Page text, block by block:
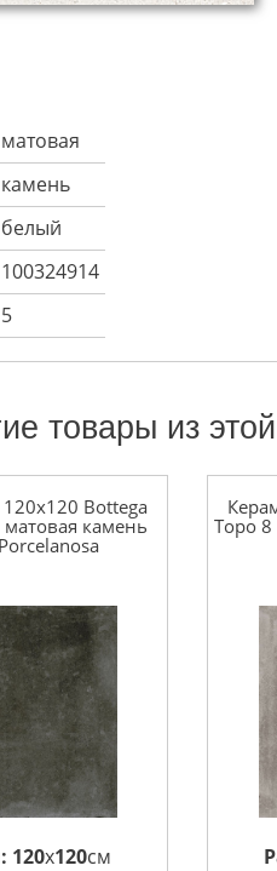
матовая
камень
белый
100324914
5
товары из
Bottega
камень
120x120см
Topo